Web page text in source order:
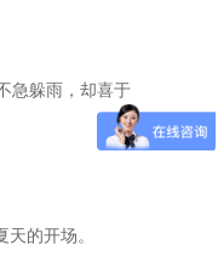
急躲雨，却喜于
的开场。